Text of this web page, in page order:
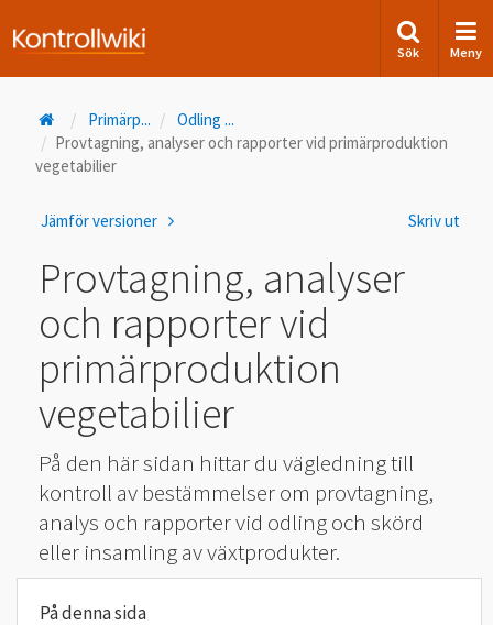
Sök Meny
Primärp... Odling...
Provtagning, analyser och rapporter vid primärproduktion
vegetabilier
Skriv ut
Jämför versioner
Provtagning, analyser
och rapporter vid
primärproduktion
vegetabilier
På den här sidan hittar du vägledning till
kontroll av bestämmelser om provtagning,
analys och rapporter vid odling och skörd
eller insamling av växtprodukter.